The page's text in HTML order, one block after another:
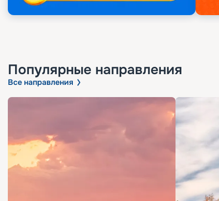
Популярные направления
Все направления